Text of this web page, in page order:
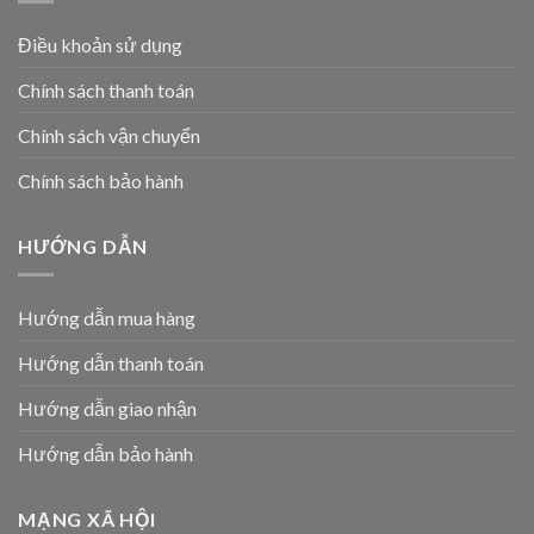
Điều khoản sử dụng
Chính sách thanh toán
Chính sách vận chuyển
Chính sách bảo hành
HƯỚNG DẪN
Hướng dẫn mua hàng
Hướng dẫn thanh toán
Hướng dẫn giao nhận
Hướng dẫn bảo hành
MẠNG XÃ HỘI